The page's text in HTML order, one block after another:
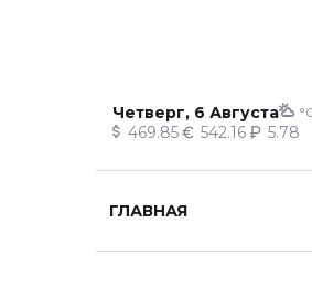
Четверг, 6 Августа
469.85 542.16 5.78
ГЛАВНАЯ